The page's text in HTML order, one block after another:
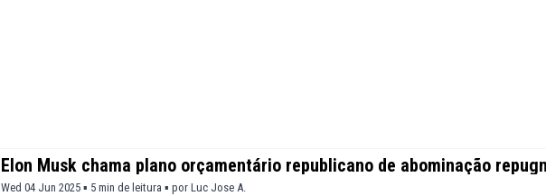
Elon Musk chama plano orçamentário republicano de abominação
Wed 04 Jun 2025 ▪ 5 min de leitura ▪ por Luc Jose A.